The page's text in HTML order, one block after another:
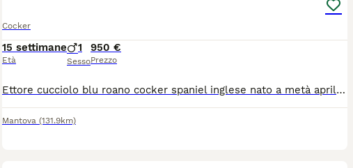
Cocker
15 settimane
Età
1
Sesso
950 €
Prezzo
Ettore cucciolo blu roano cocker spaniel inglese nato a metà aprile e pronto ad entrare in famiglia. Futura taglia medio piccola. Doppia vaccinazione eseguita, doppia sverminazione fatta, microchippato, Pedigree, socializzato, affettuosissimo e di sana costituzione. Genitori sani e certificati entrambi e visibili perché di nostra proprietà, provenienti da 2 importanti e storici allevamenti italiani riconosciuti ENCI. Disponibile da subito. Prezzo trattabile.
Mantova (131.9km)